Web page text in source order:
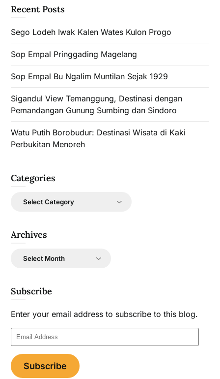
Recent Posts
Sego Lodeh Iwak Kalen Wates Kulon Progo
Sop Empal Pringgading Magelang
Sop Empal Bu Ngalim Muntilan Sejak 1929
Sigandul View Temanggung, Destinasi dengan
Pemandangan Gunung Sumbing dan Sindoro
Watu Putih Borobudur: Destinasi Wisata di Kaki
Perbukitan Menoreh
Categories
Categories
Archives
Archives
Subscribe
Enter your email address to subscribe to this blog.
Email
Address
Subscribe